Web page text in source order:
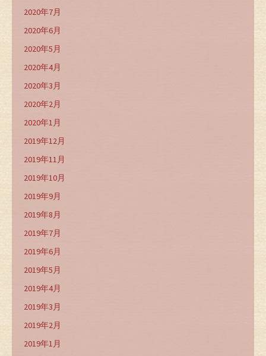
2020年7月
2020年6月
2020年5月
2020年4月
2020年3月
2020年2月
2020年1月
2019年12月
2019年11月
2019年10月
2019年9月
2019年8月
2019年7月
2019年6月
2019年5月
2019年4月
2019年3月
2019年2月
2019年1月